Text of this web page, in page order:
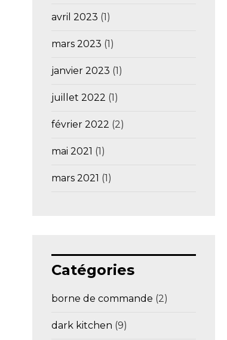
avril 2023 (1)
mars 2023 (1)
janvier 2023 (1)
juillet 2022 (1)
février 2022 (2)
mai 2021 (1)
mars 2021 (1)
Catégories
borne de commande (2)
dark kitchen (9)